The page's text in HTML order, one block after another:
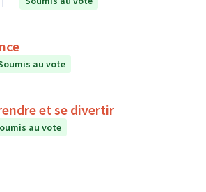
au vote
et se divertir
au vote